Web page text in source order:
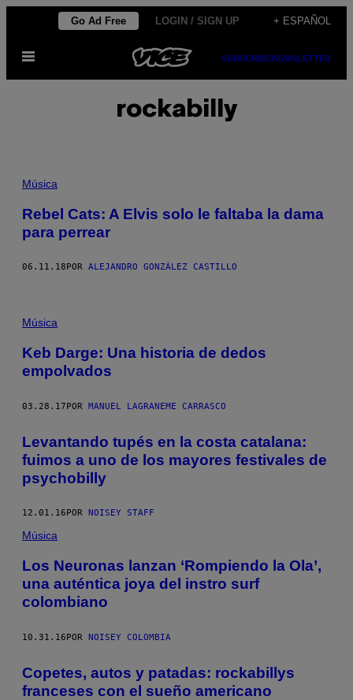
contenido
Go Ad Free LOGIN / SIGN UP + ESPAÑOL
Abrir
SUBSCRIBENEWSLETTER
rockabilly
Música
Rebel Cats: A Elvis solo le faltaba la dama
para perrear
06.11.18 POR ALEJANDRO GONZÁLEZ CASTILLO
Música
Keb Darge: Una historia de dedos
empolvados
03.28.17POR MANUEL LAGRANEME CARRASCO
Levantando tupés en la costa catalana:
fuimos a uno de los mayores festivales de
psychobilly
12.01.16 POR NOISEY STAFF
Música
Los Neuronas lanzan ‘Rompiendo la Ola’,
una auténtica joya del instro surf
colombiano
10.31.16POR NOISEY COLOMBIA
Copetes, autos y patadas: rockabillys
franceses con el sueño americano